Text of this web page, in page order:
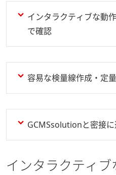
インタラクティブな動
で確認
容易な検量線作成・定量
GCMSsolutionと密接に
インタラクティ